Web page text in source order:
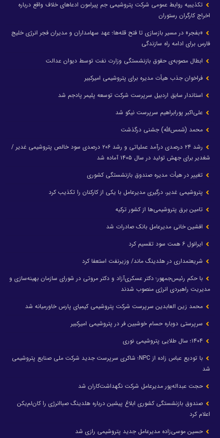
تکذیبیه روابط عمومی شرکت پتروشیمی جم پیرامون ادعاهای خلاف واقع درباره
اخراج کارگران رستوران
«بفجر» در مسیر بازسازی تا فتح قله‌ها؛ عهد سهامداران و مدیران فجر انرژی خلیج
فارس برای ادامه راه سازندگی
ابطال مصوبه‌ی حقوق بازنشستگی وزارت نفت توسط دیوان عدالت
فراخوان جذب هیأت مدیره برای پتروشیمی امیرکبیر
استاندار سابق اردبیل سرپرست شرکت توسعه پلیمر پادجم شد
علی‌اکبر پورابراهیم سرپرست نیکو شد
محمد (شمس‌الله) جشنی درگذشت
رشد ۲۴ درصدی درآمد عملیاتی و رشد ۲۰۶ درصدی سود خالص پتروشیمی غدیر /
شغدیر برای جهش تولید در سال ۱۴۰۵ آماده شد
تغییر در هیأت مدیره صندوق بازنشستگی کشوری
پتروشیمی غدیر، درگیری مدیرعامل با یکی از کارکنان را تکذیب کرد
تامین برق پتروشیمی‌ها از کشور ترکیه
افشین خانی مدیرعامل بانک صادرات شد
ایرانول ۶ همت سود تقسیم کرد
شریعتمداری در هلدینگ ماند/ وزیرنفت استعفا کرد
با حکم رئیس‌جمهور؛ دکتر عسکری‌آزاد و دکتر مروتی در شورای سازمان بهینه‌سازی و
مدیریت راهبردی انرژی منصوب شدند
محمد زین العابدین سرپرست شرکت پتروشیمی کیمیای پارس خاورمیانه شد
سرپرستی دوباره حسام خوشبین فر در پتروشیمی امیرکبیر
با تودیع عباس زاده از NPC؛ شاکری سرپرست جدید شرکت ملی صنایع پتروشیمی
شد
حجت عبداله‌پور مدیرعامل شرکت نگهداشت‌کاران شد
صندوق بازنشستگی کشوری ابلاغ پیشین درباره هلدینگ صباانرژی را کان‌لم‌یکن
اعلام کرد
حسین موسی‌زاده مدیرعامل جدید پتروشیمی رازی شد